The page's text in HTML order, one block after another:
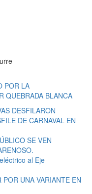
POR LA
QUEBRADA BLANCA
DESFILARON
DE CARNAVAL EN
SE VEN
al Eje
UNA VARIANTE EN